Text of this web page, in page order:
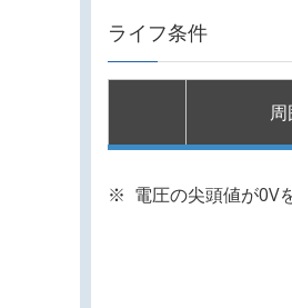
ライフ条件
電圧の尖頭値が0V